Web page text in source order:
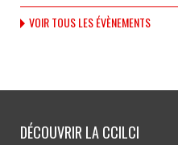
VOIR TOUS LES ÉVÈNEMENTS
DÉCOUVRIR LA CCILCI